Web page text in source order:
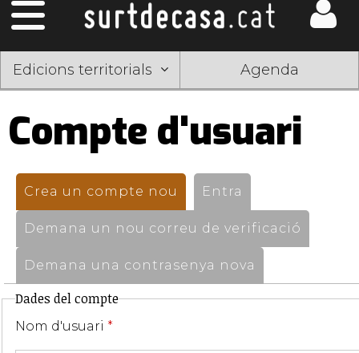
Edicions territorials Agenda
Compte d'usuari
Pestanyes
primàries
Crea un compte nou (pestanya activa)
Entra
Demana un nou correu de verificació
Demana una contrasenya nova
Dades del compte
Nom d'usuari *